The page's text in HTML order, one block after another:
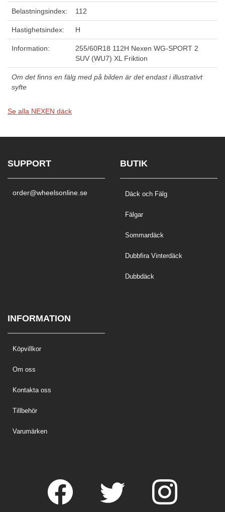
Belastningsindex: 112
Hastighetsindex: H
Information:
255/60R18 112H Nexen WG-SPORT 2
SUV (WU7) XL Friktion
Om det finns en fälg med på bilden är det endast i illustrativt
syfte
Se alla NEXEN däck
SUPPORT
order@wheelsonline.se
BUTIK
Däck och Fälg
Fälgar
Sommardäck
Dubbfira Vinterdäck
Dubbdäck
INFORMATION
Köpvillkor
Om oss
Kontakta oss
Tillbehör
Varumärken